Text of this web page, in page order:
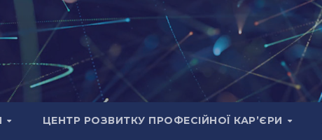
ЦЕНТР РОЗВИТКУ ПРОФЕСІЙНОЇ КАР’ЄРИ